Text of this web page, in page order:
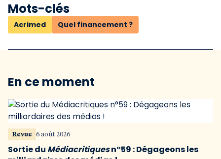
Mots-clés
Acrimed Quel financement ?
En ce moment
Revue 6 août 2026
Sortie du Médiacritiquesn°59 : Dégageons les